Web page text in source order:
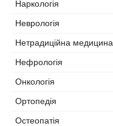
Наркологія
Неврологія
Нетрадиційна медицина
Нефрологія
Онкологія
Ортопедія
Остеопатія